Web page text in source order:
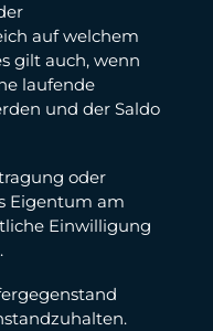
auf welchem
gilt auch, wenn
laufende
und der Saldo
oder
Eigentum am
Einwilligung